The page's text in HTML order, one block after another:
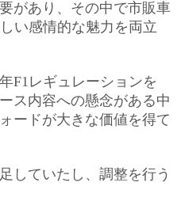
があり、その中で市販車
い感情的な魅力を両立
F1レギュレーションを
ス内容への懸念がある中
ードが大きな価値を得て
していたし、調整を行う